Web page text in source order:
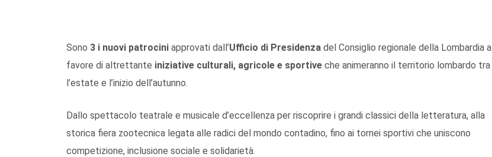
Sono 3 i nuovi patrocini approvati dall’Ufficio di Presidenza del Consiglio regionale della Lombardia a
favore di altrettante iniziative culturali, agricole e sportive che animeranno il territorio lombardo tra
l’estate e l’inizio dell’autunno.
Dallo spettacolo teatrale e musicale d’eccellenza per riscoprire i grandi classici della letteratura, alla
storica fiera zootecnica legata alle radici del mondo contadino, fino ai tornei sportivi che uniscono
competizione, inclusione sociale e solidarietà.